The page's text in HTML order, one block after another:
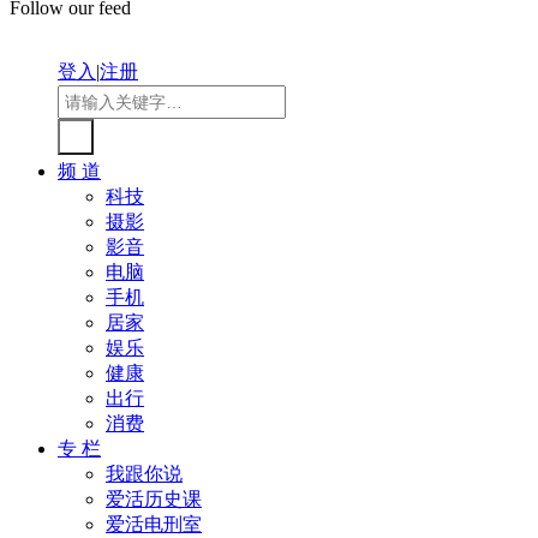
Follow our feed
登入|注册
频 道
科技
摄影
影音
电脑
手机
居家
娱乐
健康
出行
消费
专 栏
我跟你说
爱活历史课
爱活电刑室